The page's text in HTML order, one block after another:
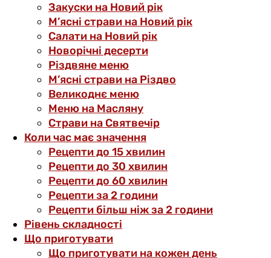
Закуски на Новий рік
М’ясні страви на Новий рік
Салати на Новий рік
Новорічні десерти
Різдвяне меню
М’ясні страви на Різдво
Великоднє меню
Меню на Масляну
Страви на Святвечір
Коли час має значення
Рецепти до 15 хвилин
Рецепти до 30 хвилин
Рецепти до 60 хвилин
Рецепти за 2 години
Рецепти більш ніж за 2 години
Рівень складності
Що приготувати
Що приготувати на кожен день